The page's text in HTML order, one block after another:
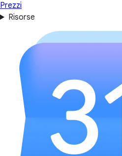
Prezzi
Risorse